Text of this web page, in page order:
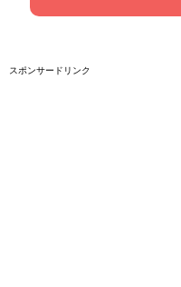
スポンサードリンク